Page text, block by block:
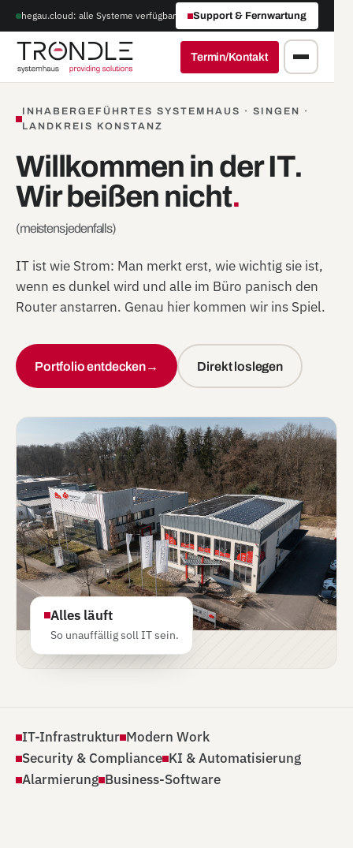
hegau.cloud: alle Systeme verfügbar Support & Fernwartung
Termin/Kontakt
INHABERGEFÜHRTES SYSTEMHAUS · SINGEN ·
LANDKREIS KONSTANZ
Willkommen in der IT.
Wir beißen nicht.
(meistens jedenfalls)
IT ist wie Strom: Man merkt erst, wie wichtig sie ist,
wenn es dunkel wird und alle im Büro panisch den
Router anstarren. Genau hier kommen wir ins Spiel.
Portfolio entdecken→ Direkt loslegen
Alles läuft
So unauffällig soll IT sein.
IT-Infrastruktur Modern Work
Security & Compliance KI & Automatisierung
Alarmierung Business-Software